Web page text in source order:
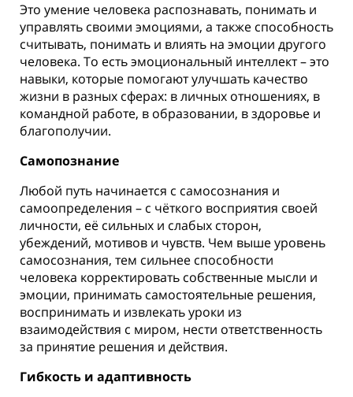
Это умение человека распознавать, понимать и
управлять своими эмоциями, а также способность
считывать, понимать и влиять на эмоции другого
человека. То есть эмоциональный интеллект – это
навыки, которые помогают улучшать качество
жизни в разных сферах: в личных отношениях, в
командной работе, в образовании, в здоровье и
благополучии. ⠀
Самопознание
Любой путь начинается с самосознания и
самоопределения – с чёткого восприятия своей
личности, её сильных и слабых сторон,
убеждений, мотивов и чувств. Чем выше уровень
самосознания, тем сильнее способности
человека корректировать собственные мысли и
эмоции, принимать самостоятельные решения,
воспринимать и извлекать уроки из
взаимодействия с миром, нести ответственность
за принятие решения и действия. ⠀
Гибкость и адаптивность